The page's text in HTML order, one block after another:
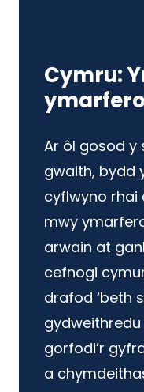
Cymru:
Ar ôl gosod y
gwaith, bydd
cyflwyno rhai
mwy
arwain at
cefnogi
drafod ‘beth
gorfodi’r
a